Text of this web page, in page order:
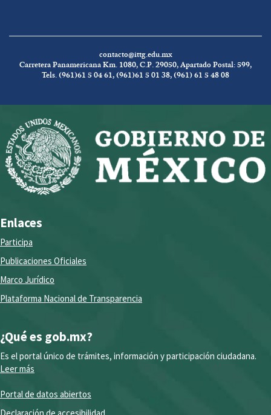
contacto@ittg.edu.mx
Carretera Panamericana Km. 1080, C.P. 29050, Apartado Postal: 599,
Tels. (961)61 5 04 61, (961)61 5 01 38, (961) 61 5 48 08
Enlaces
Participa
Publicaciones Oficiales
Marco Jurídico
Plataforma Nacional de Transparencia
¿Qué es gob.mx?
Es el portal único de trámites, información y participación ciudadana.
Leer más
Portal de datos abiertos